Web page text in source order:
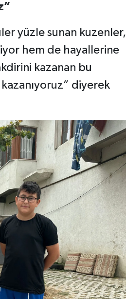
yüzle sunan kuzenler,
hem de hayallerine
kazanan bu
diyerek